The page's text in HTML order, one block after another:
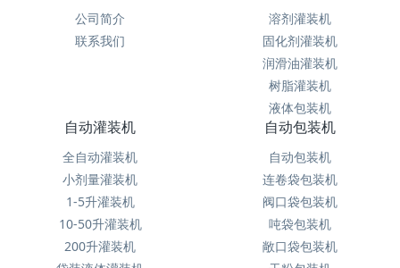
公司简介
联系我们
溶剂灌装机
固化剂灌装机
润滑油灌装机
树脂灌装机
液体包装机
自动灌装机
全自动灌装机
小剂量灌装机
1-5升灌装机
10-50升灌装机
200升灌装机
自动包装机
自动包装机
连卷袋包装机
阀口袋包装机
吨袋包装机
敞口袋包装机